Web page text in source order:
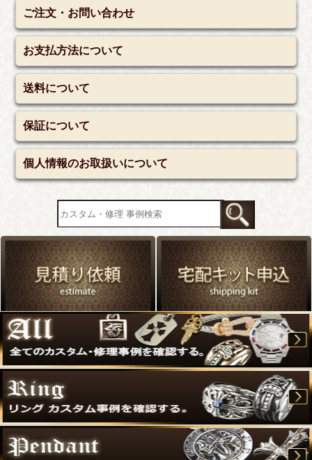
ご注文・お問い合わせ
お支払方法について
送料について
保証について
個人情報のお取扱いについて